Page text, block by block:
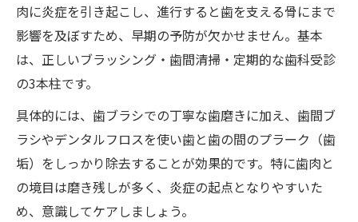
歯肉の健康を保つ歯周病ケア用品の活用法
歯肉の出血予防に効果的なセルフケア方法
歯磨き粉の選び方で変わる歯肉ケアの極意
歯肉を守る歯周病ケア歯磨き粉の選び方
歯肉ケアに効果的な成分と歯磨き粉の特徴
歯肉の健康向上に役立つ歯磨き粉のポイン
ト
歯肉ケア重視の歯磨き粉でセルフケア強化
肉に炎症を引き起こし、進行すると歯を支える骨にまで
影響を及ぼすため、早期の予防が欠かせません。基本
は、正しいブラッシング・歯間清掃・定期的な歯科受診
の3本柱です。
具体的には、歯ブラシでの丁寧な歯磨きに加え、歯間ブ
ラシやデンタルフロスを使い歯と歯の間のプラーク（歯
垢）をしっかり除去することが効果的です。特に歯肉と
の境目は磨き残しが多く、炎症の起点となりやすいた
め、意識してケアしましょう。